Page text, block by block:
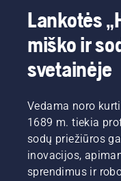
Lankotės
miško ir
svetainėje
Vedama noro
1689 m. tiekia
sodų priežiūros
inovacijos,
sprendimus ir